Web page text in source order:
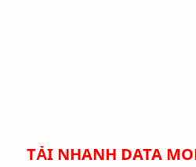
TẢI NHANH DATA